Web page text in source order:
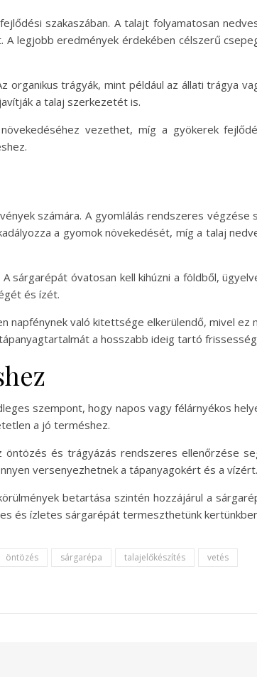
szakaszában. A talajt folyamatosan
A legjobb eredmények érdekében célszerű
organikus trágyák, mint például az állati trágya
a talaj szerkezetét is.
vezethet, míg a gyökerek
számára. A gyomlálás rendszeres végzése
a gyomok növekedését, míg a talaj
sárgarépát óvatosan kell kihúzni a földből,
és ízét.
napfénynek való kitettsége elkerülendő, mivel ez
a hosszabb ideig tartó
szempont, hogy napos vagy félárnyékos
a jó terméshez.
és trágyázás rendszeres ellenőrzése
versenyezhetnek a tápanyagokért és a vízért.
betartása szintén hozzájárul a
és ízletes sárgarépát termeszthetünk
öntözés sárgarépa talajelőkészítés
vetés